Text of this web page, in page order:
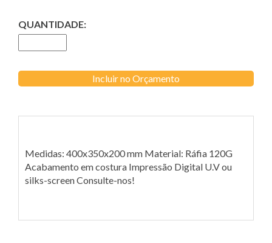
QUANTIDADE:
Incluir no Orçamento
Medidas: 400x350x200 mm Material: Ráfia 120G
Acabamento em costura Impressão Digital U.V ou
silks-screen Consulte-nos!